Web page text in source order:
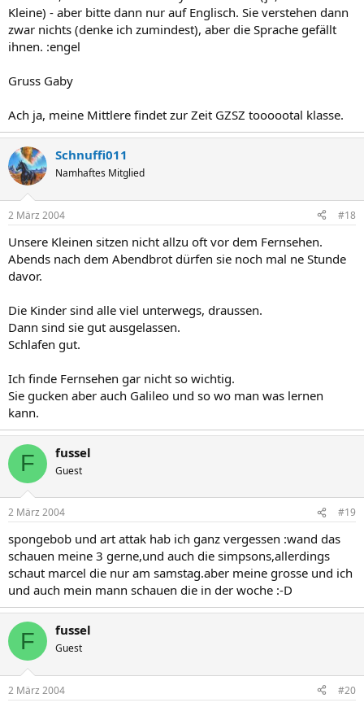
Kleine) - aber bitte dann nur auf Englisch. Sie verstehen dann
zwar nichts (denke ich zumindest), aber die Sprache gefällt
ihnen. :engel
Gruss Gaby
Ach ja, meine Mittlere findet zur Zeit GZSZ toooootal klasse.
Schnuffi011
Namhaftes Mitglied
2 März 2004 #18
Unsere Kleinen sitzen nicht allzu oft vor dem Fernsehen.
Abends nach dem Abendbrot dürfen sie noch mal ne Stunde
davor.
Die Kinder sind alle viel unterwegs, draussen.
Dann sind sie gut ausgelassen.
Schlafen gut.
Ich finde Fernsehen gar nicht so wichtig.
Sie gucken aber auch Galileo und so wo man was lernen
kann.
F fussel
Guest
2 März 2004 #19
spongebob und art attak hab ich ganz vergessen :wand das
schauen meine 3 gerne,und auch die simpsons,allerdings
schaut marcel die nur am samstag.aber meine grosse und ich
und auch mein mann schauen die in der woche :-D
F fussel
Guest
2 März 2004 #20